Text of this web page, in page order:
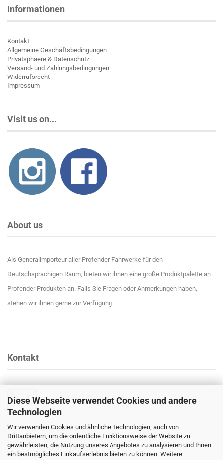
Diese Webseite verwendet Cookies und andere
Technologien
Wir verwenden Cookies und ähnliche Technologien, auch von
Drittanbietern, um die ordentliche Funktionsweise der Website zu
gewährleisten, die Nutzung unseres Angebotes zu analysieren und Ihnen
ein bestmögliches Einkaufserlebnis bieten zu können. Weitere
Informationen
Kontakt
Allgemeine Geschäftsbedingungen
Privatsphaere & Datenschutz
Versand- und Zahlungsbedingungen
Widerrufsrecht
Impressum
Visit us on...
About us
Als Generalimporteur aller Profender-Fahrwerke für den
Deutschsprachigen Raum, bieten wir ihnen eine große Produktpalette an
Profender Produkten an. Falls Sie Fragen oder Anmerkungen haben,
stehen wir ihnen gerne zur Verfügung
Kontakt
Email: info@profender-shocks.com
+4917630168024